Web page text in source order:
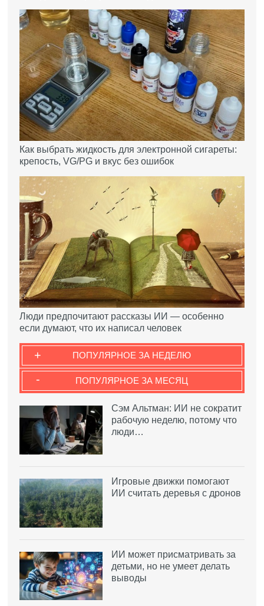
Как выбрать жидкость для электронной сигареты:
крепость, VG/PG и вкус без ошибок
Люди предпочитают рассказы ИИ — особенно
если думают, что их написал человек
ПОПУЛЯРНОЕ ЗА НЕДЕЛЮ
+
ПОПУЛЯРНОЕ ЗА МЕСЯЦ
-
Сэм Альтман: ИИ не сократит
рабочую неделю, потому что
люди…
Игровые движки помогают
ИИ считать деревья с дронов
ИИ может присматривать за
детьми, но не умеет делать
выводы